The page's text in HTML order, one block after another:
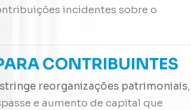
incidentes sobre o
CONTRIBUINTES
reorganizações patrimoniais,
e aumento de capital que